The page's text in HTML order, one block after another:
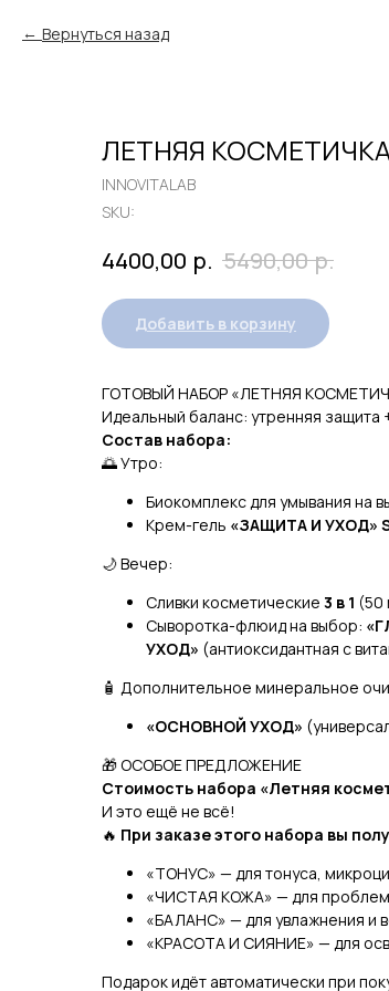
Вернуться назад
ЛЕТНЯЯ
INNOVITALAB
SKU:
4400,00 р. 5490,00 р.
Добавить в корзину
ГОТОВЫЙ НАБОР «ЛЕТНЯЯ
Идеальный баланс: утренняя
Состав набора:
🌅 Утро:
Биокомплекс для умывания на
Крем-гель «ЗАЩИТА И УХОД»
🌙 Вечер:
Сливки косметические 3 в 1 (50
Сыворотка-флюид на выбор:
УХОД» (антиоксидантная с
🧴 Дополнительное минеральное
«ОСНОВНОЙ УХОД»
🎁 ОСОБОЕ ПРЕДЛОЖЕНИЕ
Стоимость набора «Летняя
И это ещё не всё!
🔥 При заказе этого набора вы
«ТОНУС» — для тонуса,
«ЧИСТАЯ КОЖА» — для
«БАЛАНС» — для увлажнения и
«КРАСОТА И СИЯНИЕ» — для
Подарок идёт автоматически при